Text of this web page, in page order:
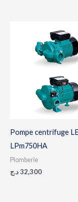
Pompe centrifuge
LPm750HA
Plomberie
32,300د.ج